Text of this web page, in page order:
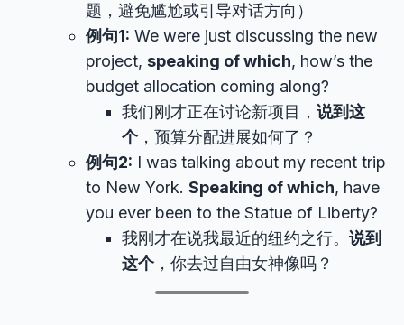
题，避免尴尬或引导对话方向）
例句1: We were just discussing the new
project, speaking of which, how’s the
budget allocation coming along?
我们刚才正在讨论新项目， 说到这
个 ，预算分配进展如何了？
例句2: I was talking about my recent trip
to New York. Speaking of which, have
you ever been to the Statue of Liberty?
我刚才在说我最近的纽约之行。 说到
这个 ，你去过自由女神像吗？